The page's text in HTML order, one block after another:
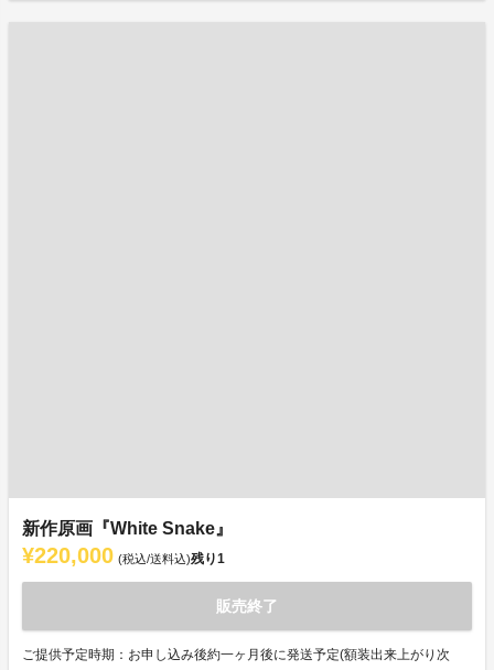
新作原画『White Snake』
¥220,000 (税込/送料込)残り1
販売終了
ご提供予定時期：お申し込み後約一ヶ月後に発送予定(額装出来上がり次